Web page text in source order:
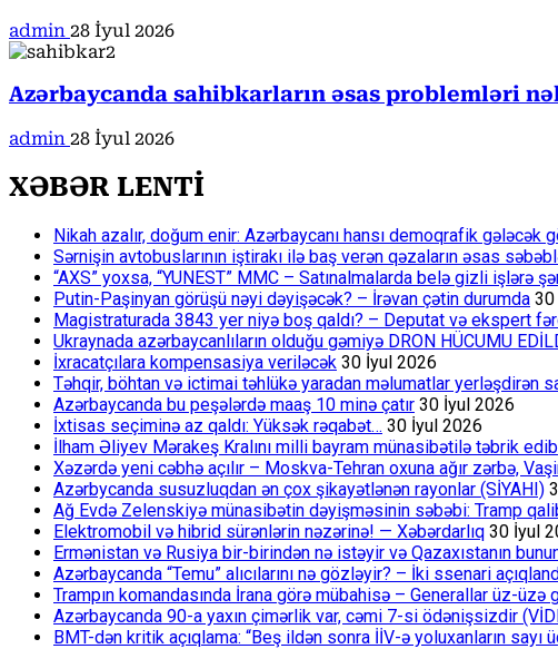
admin 28 İyul 2026
Azərbaycanda sahibkarların əsas problemləri
admin 28 İyul 2026
XƏBƏR LENTİ
Nikah azalır, doğum enir: Azərbaycanı hansı demoqrafik gələcək
Sərnişin avtobuslarının iştirakı ilə baş verən qəzaların əsas
“AXS” yoxsa, “YUNEST” MMC – Satınalmalarda belə gizli işlərə
Putin-Paşinyan görüşü nəyi dəyişəcək? – İrəvan çətin durumda 30
Magistraturada 3843 yer niyə boş qaldı? – Deputat və ekspert
Ukraynada azərbaycanlıların olduğu gəmiyə DRON HÜCUMU
İxracatçılara kompensasiya veriləcək 30 İyul 2026
Təhqir, böhtan və ictimai təhlükə yaradan məlumatlar yerləşdirən
Azərbaycanda bu peşələrdə maaş 10 minə çatır 30 İyul 2026
İxtisas seçiminə az qaldı: Yüksək rəqabət… 30 İyul 2026
İlham Əliyev Mərakeş Kralını milli bayram münasibətilə təbrik edib
Xəzərdə yeni cəbhə açılır – Moskva-Tehran oxuna ağır zərbə,
Azərbycanda susuzluqdan ən çox şikayətlənən rayonlar (SİYAHI)
Ağ Evdə Zelenskiyə münasibətin dəyişməsinin səbəbi: Tramp
Elektromobil və hibrid sürənlərin nəzərinə! — Xəbərdarlıq 30 İyul
Ermənistan və Rusiya bir-birindən nə istəyir və Qazaxıstanın
Azərbaycanda “Temu” alıcılarını nə gözləyir? – İki ssenari
Trampın komandasında İrana görə mübahisə – Generallar üz-üzə
Azərbaycanda 90-a yaxın çimərlik var, cəmi 7-si ödənişsizdir
BMT-dən kritik açıqlama: “Beş ildən sonra İİV-ə yoluxanların sayı